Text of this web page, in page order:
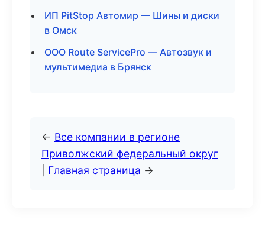
ИП PitStop Автомир — Шины и диски
в Омск
ООО Route ServicePro — Автозвук и
мультимедиа в Брянск
← Все компании в регионе
Приволжский федеральный округ
Главная страница →